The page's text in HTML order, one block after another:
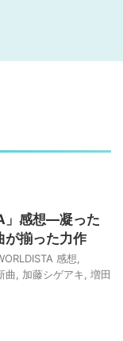
」感想―凝った
が揃った力作
感想
曲 加藤シゲアキ 増田